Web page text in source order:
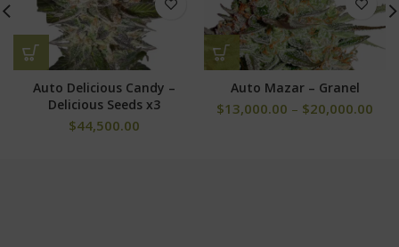
Auto Delicious Candy –
Delicious Seeds x3
$44,500.00
Auto Mazar – Granel
$13,000.00 – $20,000.00